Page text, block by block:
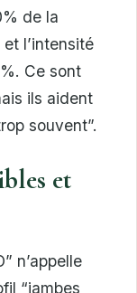
de la
l’intensité
Ce sont
ils aident
souvent”.
et
n’appelle
“jambes